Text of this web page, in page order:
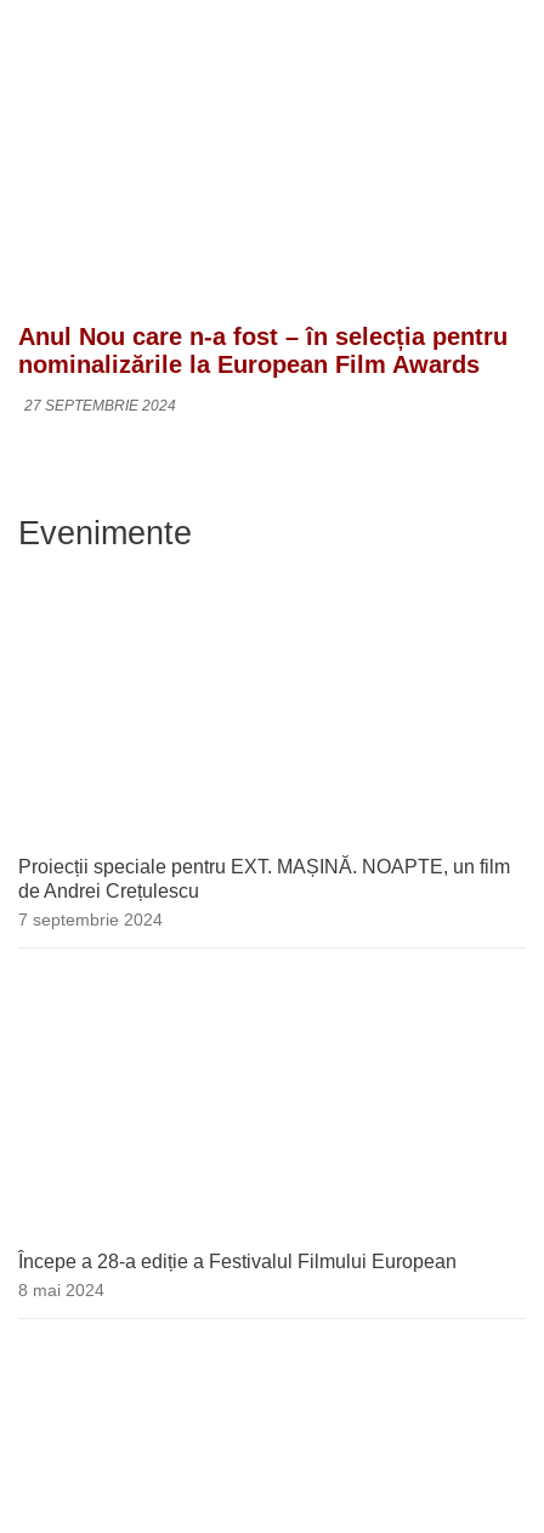
Anul Nou care n-a fost – în selecția pentru
nominalizările la European Film Awards
27 SEPTEMBRIE 2024
Evenimente
Proiecții speciale pentru EXT. MAȘINĂ. NOAPTE, un film
de Andrei Crețulescu
7 septembrie 2024
Începe a 28-a ediție a Festivalul Filmului European
8 mai 2024